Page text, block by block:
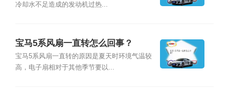
冷却水不足造成的发动机过热...
宝马5系风扇一直转怎么回事？
宝马5系风扇一直转的原因是夏天时环境气温较
高，电子扇相对于其他季节要以...